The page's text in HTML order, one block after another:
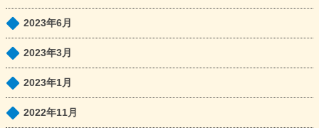
2023年6月
2023年3月
2023年1月
2022年11月